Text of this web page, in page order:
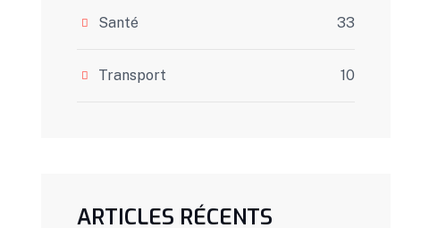
Santé 33
Transport 10
ARTICLES RÉCENTS